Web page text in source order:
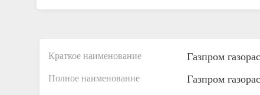
Краткое наименование Газпром
Полное наименование Газпром